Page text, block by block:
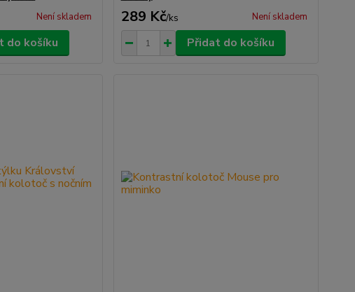
Není skladem
do košíku
289 Kč/ks Není skladem
Přidat do košíku